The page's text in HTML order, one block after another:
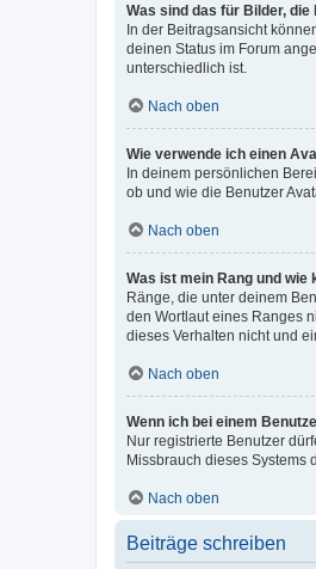
Was sind das für Bilder,
In der Beitragsansicht
deinen Status im Forum
unterschiedlich ist.
Nach oben
Wie verwende ich einen
In deinem persönlichen
ob und wie die Benutzer
Nach oben
Was ist mein Rang und wie
Ränge, die unter deinem
den Wortlaut eines Ranges
dieses Verhalten nicht und
Nach oben
Wenn ich bei einem
Nur registrierte Benutzer
Missbrauch dieses Systems
Nach oben
Beiträge schreiben